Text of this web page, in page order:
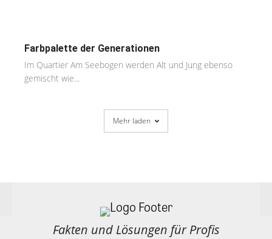
Farbpalette der Generationen
Im Quartier Am Seebogen werden Alt und Jung ebenso
gemischt wie...
Mehr laden
Fakten und Lösungen für Profis